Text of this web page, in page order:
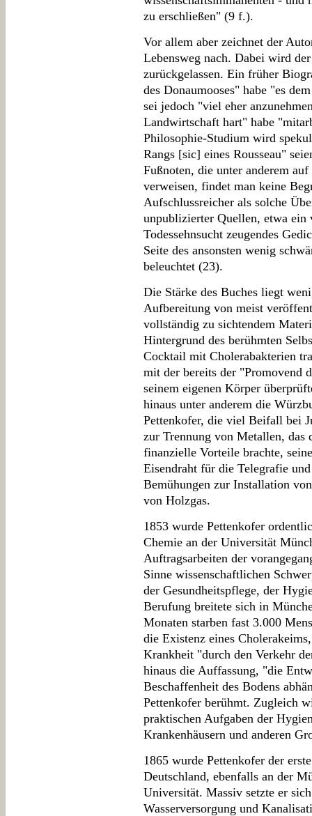
zu erschließen" (9 f.).
Vor allem aber zeichnet der
Lebensweg nach. Dabei wird
zurückgelassen. Ein früher
des Donaumooses" habe "es
sei jedoch "viel eher
Landwirtschaft hart" habe
Philosophie-Studium wird
Rangs [sic] eines Rousseau"
Fußnoten, die unter anderem
verweisen, findet man keine
Aufschlussreicher als solche
unpublizierter Quellen, etwa ein
Todessehnsucht zeugendes
Seite des ansonsten wenig
beleuchtet (23).
Die Stärke des Buches liegt
Aufbereitung von meist
vollständig zu sichtendem
Hintergrund des berühmten
Cocktail mit Cholerabakterien
mit der bereits der "Promovend
seinem eigenen Körper
hinaus unter anderem die
Pettenkofer, die viel Beifall bei
zur Trennung von Metallen, das
finanzielle Vorteile brachte,
Eisendraht für die Telegrafie
Bemühungen zur Installation
von Holzgas.
1853 wurde Pettenkofer
Chemie an der Universität
Auftragsarbeiten der
Sinne wissenschaftlichen
der Gesundheitspflege, der
Berufung breitete sich in
Monaten starben fast 3.000
die Existenz eines
Krankheit "durch den Verkehr
hinaus die Auffassung, "die
Beschaffenheit des Bodens
Pettenkofer berühmt. Zugleich
praktischen Aufgaben der
Krankenhäusern und anderen
1865 wurde Pettenkofer der
Deutschland, ebenfalls an der
Universität. Massiv setzte er
Wasserversorgung und